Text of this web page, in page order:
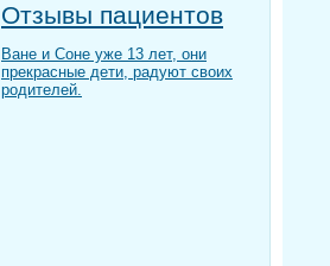
Отзывы пациентов
Ване и Соне уже 13 лет, они
прекрасные дети, радуют своих
родителей.